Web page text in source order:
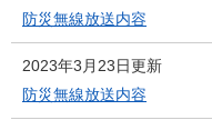
防災無線放送内容
2023年3月23日更新
防災無線放送内容